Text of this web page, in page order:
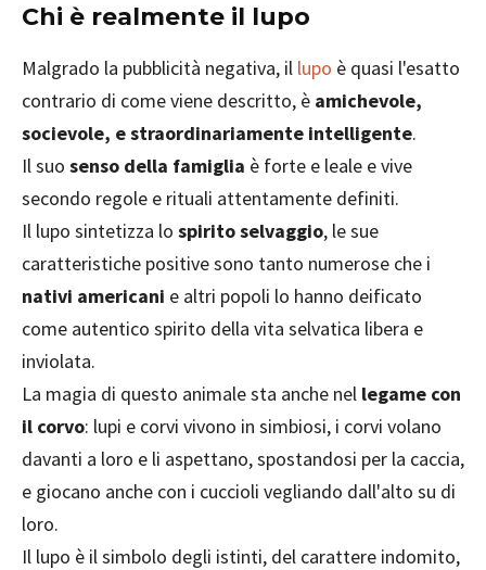
Chi è realmente il lupo
Malgrado la pubblicità negativa, il lupo è quasi l'esatto
contrario di come viene descritto, è amichevole,
socievole, e straordinariamente intelligente.
Il suo senso della famiglia è forte e leale e vive
secondo regole e rituali attentamente definiti.
Il lupo sintetizza lo spirito selvaggio, le sue
caratteristiche positive sono tanto numerose che i
nativi americani e altri popoli lo hanno deificato
come autentico spirito della vita selvatica libera e
inviolata.
La magia di questo animale sta anche nel legame con
il corvo: lupi e corvi vivono in simbiosi, i corvi volano
davanti a loro e li aspettano, spostandosi per la caccia,
e giocano anche con i cuccioli vegliando dall'alto su di
loro.
Il lupo è il simbolo degli istinti, del carattere indomito,